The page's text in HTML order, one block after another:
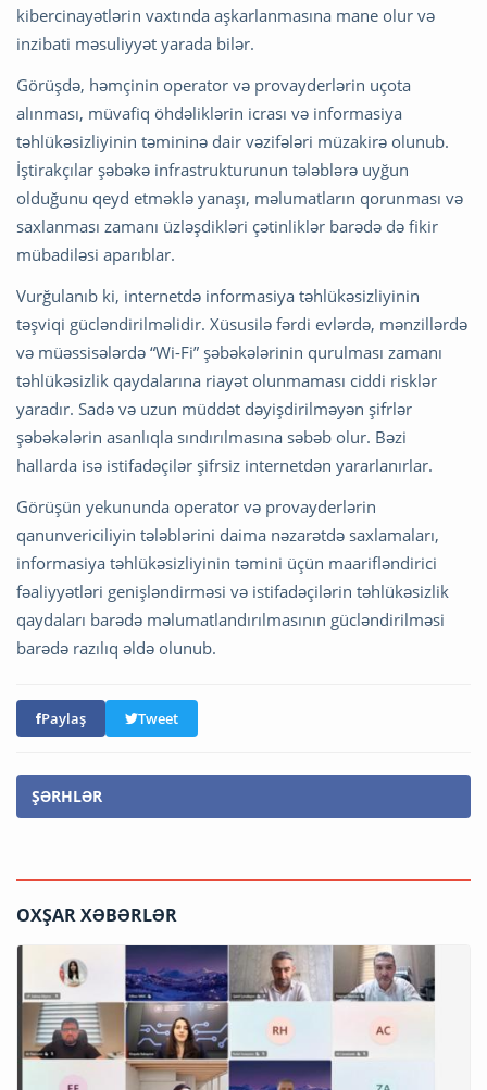
kibercinayətlərin vaxtında aşkarlanmasına mane olur və
inzibati məsuliyyət yarada bilər.
Görüşdə, həmçinin operator və provayderlərin uçota
alınması, müvafiq öhdəliklərin icrası və informasiya
təhlükəsizliyinin təmininə dair vəzifələri müzakirə olunub.
İştirakçılar şəbəkə infrastrukturunun tələblərə uyğun
olduğunu qeyd etməklə yanaşı, məlumatların qorunması və
saxlanması zamanı üzləşdikləri çətinliklər barədə də fikir
mübadiləsi aparıblar.
Vurğulanıb ki, internetdə informasiya təhlükəsizliyinin
təşviqi gücləndirilməlidir. Xüsusilə fərdi evlərdə, mənzillərdə
və müəssisələrdə “Wi-Fi” şəbəkələrinin qurulması zamanı
təhlükəsizlik qaydalarına riayət olunmaması ciddi risklər
yaradır. Sadə və uzun müddət dəyişdirilməyən şifrlər
şəbəkələrin asanlıqla sındırılmasına səbəb olur. Bəzi
hallarda isə istifadəçilər şifrsiz internetdən yararlanırlar.
Görüşün yekununda operator və provayderlərin
qanunvericiliyin tələblərini daima nəzarətdə saxlamaları,
informasiya təhlükəsizliyinin təmini üçün maarifləndirici
fəaliyyətləri genişləndirməsi və istifadəçilərin təhlükəsizlik
qaydaları barədə məlumatlandırılmasının gücləndirilməsi
barədə razılıq əldə olunub.
Paylaş Tweet
ŞƏRHLƏR
OXŞAR XƏBƏRLƏR